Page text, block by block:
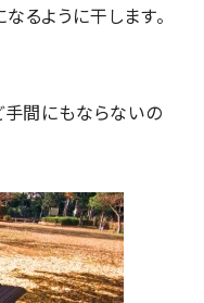
るように干します。
手間にもならないの